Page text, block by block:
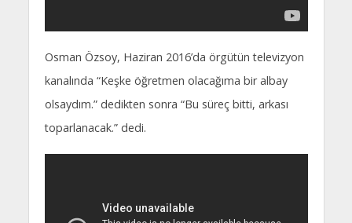
Osman Özsoy, Haziran 2016’da örgütün televizyon
kanalında “Keşke öğretmen olacağıma bir albay
olsaydım.” dedikten sonra “Bu süreç bitti, arkası
toparlanacak.” dedi.